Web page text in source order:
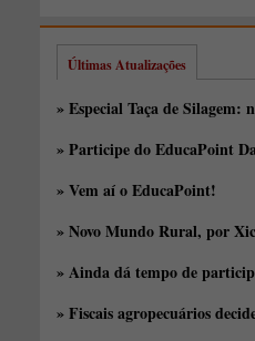
Últimas Atualizações
» Especial Taça de Silagem:
» Participe do EducaPoint
» Vem aí o EducaPoint!
» Novo Mundo Rural, por
» Ainda dá tempo de
» Fiscais agropecuários